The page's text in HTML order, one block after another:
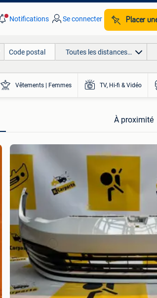
Notifications Se connecter Placer
Toutes les distances…
Vêtements | Femmes TV, Hi-fi & Vidéo
À proximité